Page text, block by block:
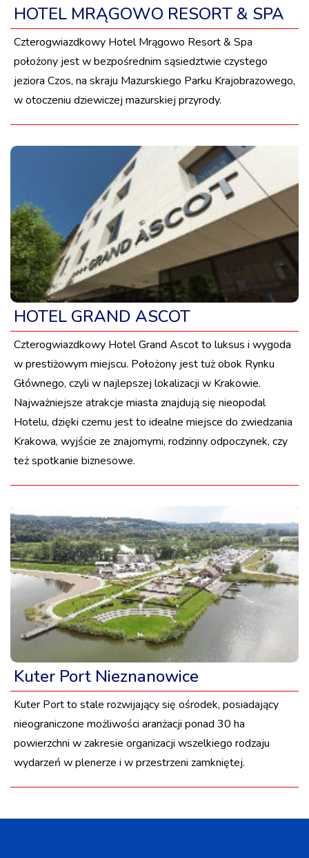
HOTEL MRĄGOWO RESORT & SPA
Czterogwiazdkowy Hotel Mrągowo Resort & Spa
położony jest w bezpośrednim sąsiedztwie czystego
jeziora Czos, na skraju Mazurskiego Parku Krajobrazowego,
w otoczeniu dziewiczej mazurskiej przyrody.
HOTEL GRAND ASCOT
Czterogwiazdkowy Hotel Grand Ascot to luksus i wygoda
w prestiżowym miejscu. Położony jest tuż obok Rynku
Głównego, czyli w najlepszej lokalizacji w Krakowie.
Najważniejsze atrakcje miasta znajdują się nieopodal
Hotelu, dzięki czemu jest to idealne miejsce do zwiedzania
Krakowa, wyjście ze znajomymi, rodzinny odpoczynek, czy
też spotkanie biznesowe.
Kuter Port Nieznanowice
Kuter Port to stale rozwijający się ośrodek, posiadający
nieograniczone możliwości aranżacji ponad 30 ha
powierzchni w zakresie organizacji wszelkiego rodzaju
wydarzeń w plenerze i w przestrzeni zamkniętej.